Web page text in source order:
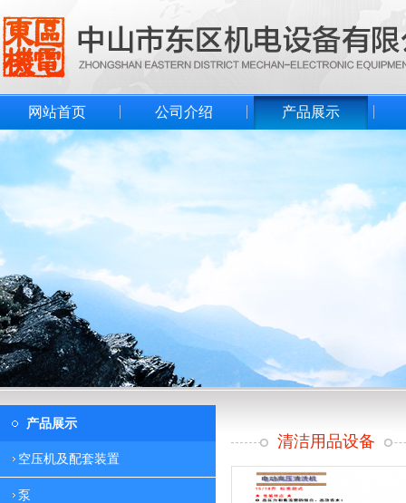
网站首页 公司介绍 产品展示
产品展示
空压机及配套装置
泵
清洁用品设备